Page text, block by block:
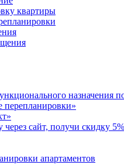
квартиры
назначения
перепланировки»
через сайт, получи скидку
апартаментов